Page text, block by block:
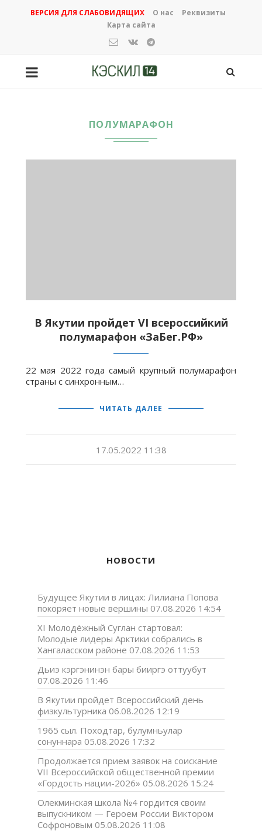
ВЕРСИЯ ДЛЯ СЛАБОВИДЯЩИХ О нас
Реквизиты
Карта сайта
ПОЛУМАРАФОН
В Якутии пройдет VI всероссийкий
полумарафон «ЗаБег.РФ»
22 мая 2022 года самый крупный полумарафон
страны с синхронным…
ЧИТАТЬ ДАЛЕЕ
17.05.2022 11:38
НОВОСТИ
Будущее Якутии в лицах: Лилиана Попова
покоряет новые вершины 07.08.2026 14:54
XI Молодёжный Суглан стартовал:
Молодые лидеры Арктики собрались в
Хангаласском районе 07.08.2026 11:53
Дьиэ кэргэнинэн бары бииргэ оттуубут
07.08.2026 11:46
В Якутии пройдет Всероссийский день
физкультурника 06.08.2026 12:19
1965 сыл. Походтар, булумньулар
сонуннара 05.08.2026 17:32
Продолжается прием заявок на соискание
VII Всероссийской общественной премии
«Гордость нации-2026» 05.08.2026 15:24
Олекминская школа №4 гордится своим
выпускником — Героем России Виктором
Софроновым 05.08.2026 11:08